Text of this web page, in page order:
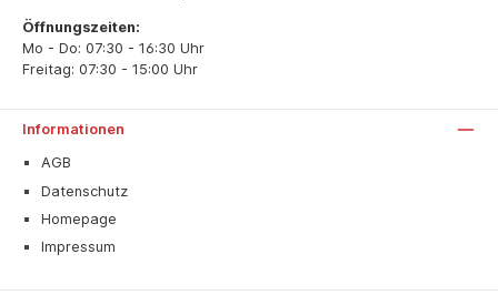
Öffnungszeiten:
Mo - Do: 07:30 - 16:30 Uhr
Freitag: 07:30 - 15:00 Uhr
Informationen
AGB
Datenschutz
Homepage
Impressum